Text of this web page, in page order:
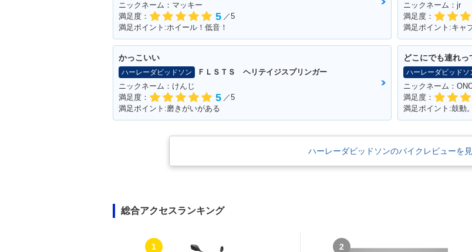
ニックネーム：マッキー
満足度：
5 ／5
満足ポイント:ホイール！低音！
ニックネーム：jr
満足度：
満足ポイント:キャ
かっこいい
ハーレーダビッドソン
ＦＬＳＴＳ ヘリテイジスプリンガー
ニックネーム：けんじ
満足度：
5 ／5
満足ポイント:磨きがいがある
どこにでも連れっ
ハーレーダビッドソ
ニックネーム：
満足度：
満足ポイント:鼓動。
ハーレーダビッドソンのバイクレビューを
総合アクセスランキング
1 2